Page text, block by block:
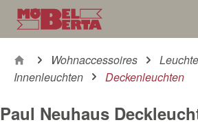
Zum Hauptinhalt springen
Wohnaccessoires
Innenleuchten
Deckenleuchten
Paul Neuhaus